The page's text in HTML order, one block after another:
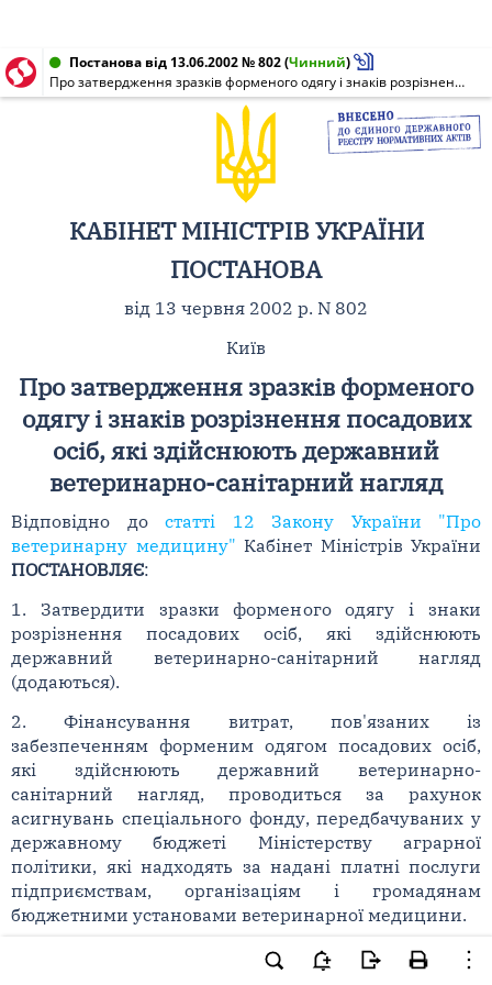
Постанова від 13.06.2002 № 802(Чинний)
Про затвердження зразків форменого одягу і знаків розрізнення посадових осіб, які здійснюють державний ветеринарно-санітарний нагляд